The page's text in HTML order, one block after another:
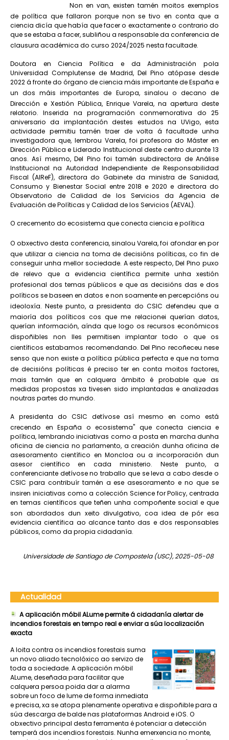
Non en van, existen tamén moitos exemplos
de política que fallaron porque non se tivo en conta que a
ciencia dicía que había que facer o exactamente o contrario do
que se estaba a facer, subliñou a responsable da conferencia de
clausura académica do curso 2024/2025 nesta facultade.
Doutora en Ciencia Política e da Administración pola
Universidad Complutense de Madrid, Del Pino atópase desde
2022 á fronte do órgano de ciencia máis importante de España e
un dos máis importantes de Europa, sinalou o decano de
Dirección e Xestión Pública, Enrique Varela, na apertura deste
relatorio. Inserida na programación conmemorativa do 25
aniversario da implantación destes estudos na UVigo, esta
actividade permitiu tamén traer de volta á facultade unha
investigadora que, lembrou Varela, foi profesora do Máster en
Dirección Pública e Liderado Institucional deste centro durante 13
anos. Así mesmo, Del Pino foi tamén subdirectora de Análise
Institucional na Autoridad Independiente de Responsabilidad
Fiscal (AIReF), directora do Gabinete da ministra de Sanidad,
Consumo y Bienestar Social entre 2018 e 2020 e directora do
Observatorio de Calidad de los Servicios da Agencia de
Evaluación de Políticas y Calidad de los Servicios (AEVAL).
O crecemento do ecosistema que conecta ciencia e política
O obxectivo desta conferencia, sinalou Varela, foi afondar en por
que utilizar a ciencia na toma de decisións políticas, co fin de
conseguir unha mellor sociedade. A este respecto, Del Pino puxo
de relevo que a evidencia científica permite unha xestión
profesional dos temas públicos e que as decisións das e dos
políticos se baseen en datos e non soamente en percepcións ou
ideoloxía. Neste punto, a presidenta do CSIC defendeu que a
maioría dos políticos cos que me relacionei querían datos,
querían información, aínda que logo os recursos económicos
dispoñibles non lles permitisen implantar todo o que os
científicos estabamos recomendando. Del Pino recoñeceu nese
senso que non existe a política pública perfecta e que na toma
de decisións políticas é preciso ter en conta moitos factores,
mais tamén que en calquera ámbito é probable que as
medidas propostas xa tivesen sido implantadas e analizadas
noutras partes do mundo.
A presidenta do CSIC detívose así mesmo en como está
crecendo en España o ecosistema" que conecta ciencia e
política, lembrando iniciativas como a posta en marcha dunha
oficina de ciencia no parlamento, a creación dunha oficina de
asesoramento científico en Moncloa ou a incorporación dun
asesor científico en cada ministerio. Neste punto, a
conferenciante detívose no traballo que se leva a cabo desde o
CSIC para contribuír tamén a ese asesoramento e no que se
insiren iniciativas como a colección Science for Policy, centrada
en temas científicos que teñen unha compoñente social e que
son abordados dun xeito divulgativo, coa idea de pór esa
evidencia científica ao alcance tanto das e dos responsables
públicos, como da propia cidadanía.
Universidade de Santiago de Compostela (USC), 2025-05-08
Actualidad
A aplicación móbil ALume permite á cidadanía alertar de
incendios forestais en tempo real e enviar a súa localización
exacta
A loita contra os incendios forestais suma
un novo aliado tecnolóxico ao servizo de
toda a sociedade. A aplicación móbil
ALume, deseñada para facilitar que
calquera persoa poida dar a alarma
sobre un foco de lume de forma inmediata
e precisa, xa se atopa plenamente operativa e dispoñible para a
súa descarga de balde nas plataformas Android e iOS. O
obxectivo principal desta ferramenta é potenciar a detección
temperá dos incendios forestais. Nunha emerxencia no monte,